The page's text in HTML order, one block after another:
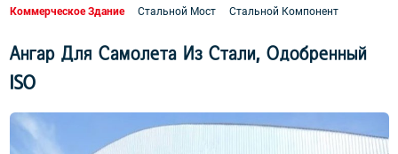
Коммерческое Здание
Стальной Мост Стальной Компонент
Ангар Для Самолета Из Стали, Одобренный
ISO